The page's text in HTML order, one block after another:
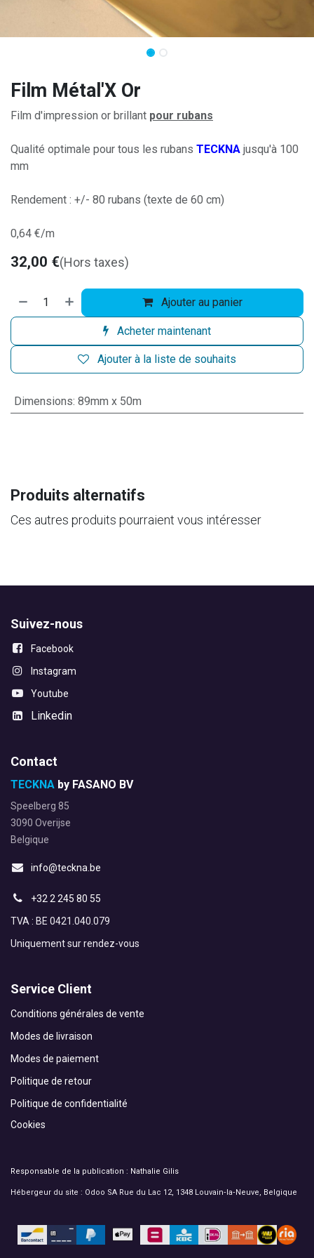
Film Métal'X Or
Film d'impression or brillant pour rubans
Qualité optimale pour tous les rubans TECKNA jusqu'à 100
mm
Rendement : +/- 80 rubans (texte de 60 cm)
0,64 €/m
32,00 €(Hors taxes)
Ajouter au panier
Acheter maintenant
Ajouter à la liste de souhaits
Dimensions: 89mm x 50m
Produits alternatifs
Ces autres produits pourraient vous intéresser
Suivez-nous
Facebook
Instagram
Youtube
Linkedin
Contact
TECKNA by FASANO BV
Speelberg 85
3090 Overijse
Belgique
info@teckna.be
+32 2 245 80 55
TVA : BE 0421.040.079
Uniquement sur rendez-vous
Service Client
Conditions générales de vente
Modes de livraison
Modes de paiement
Politique de retour
Politique de confidentialité
Cookies
Responsable de la publication : Nathalie Gilis
Hébergeur du site : Odoo SA Rue du Lac 12, 1348 Louvain‑la‑Neuve, Belgique